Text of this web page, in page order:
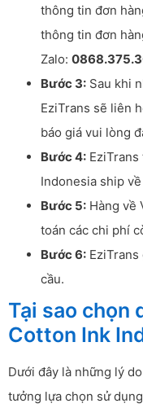
thông tin đơn
thông tin đơn
Zalo:
Bước 3: Sau khi
EziTrans sẽ liên
báo giá vui lòng
Bước 4:
Indonesia ship
Bước 5: Hàng về
toán các chi phí
Bước 6:
cầu.
Tại sao chọn
Cotton Ink
Dưới đây là những lý
tưởng lựa chọn sử